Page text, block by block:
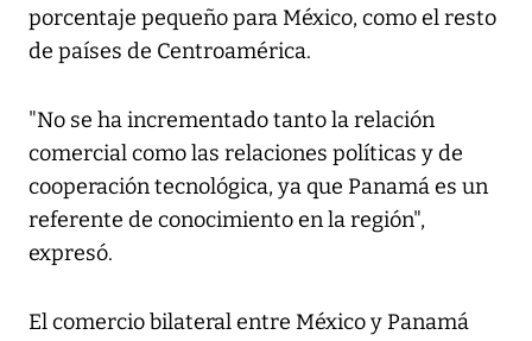
porcentaje pequeño para México, como el resto
de países de Centroamérica.
"No se ha incrementado tanto la relación
comercial como las relaciones políticas y de
cooperación tecnológica, ya que Panamá es un
referente de conocimiento en la región",
expresó.
El comercio bilateral entre México y Panamá